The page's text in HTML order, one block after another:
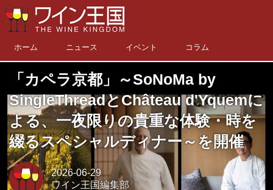
ホーム ニュース イベント コラム
「カペラ京都」～SoNoMa by
SingleThreadとChâteau d'Yquemに
よる、一夜限りの貴重な体験・時を
綴るスペシャルディナー～を開催
2026-06-29
ワイン王国編集部